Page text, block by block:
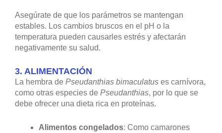
Asegúrate de que los parámetros se mantengan
estables. Los cambios bruscos en el pH o la
temperatura pueden causarles estrés y afectarán
negativamente su salud.
3. ALIMENTACIÓN
La hembra de Pseudanthias bimaculatus es carnívora,
como otras especies de Pseudanthias, por lo que se
debe ofrecer una dieta rica en proteínas.
Alimentos congelados: Como camarones